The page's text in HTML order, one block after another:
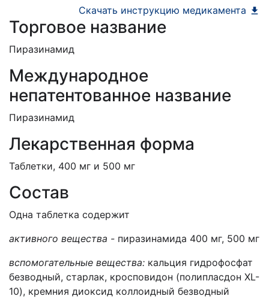
Скачать инструкцию медикамента
Торговое название
Пиразинамид
Международное
непатентованное название
Пиразинамид
Лекарственная форма
Таблетки, 400 мг и 500 мг
Состав
Одна таблетка содержит
активного вещества - пиразинамида 400 мг, 500 мг
вспомогательные вещества: кальция гидрофосфат
безводный, старлак, кросповидон (полипласдон XL-
10), кремния диоксид коллоидный безводный